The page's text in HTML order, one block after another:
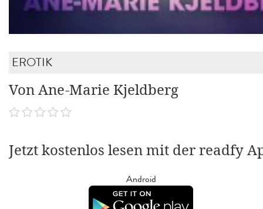
EROTIK
Von Ane-Marie Kjeldberg
Jetzt kostenlos lesen mit der readfy
Android